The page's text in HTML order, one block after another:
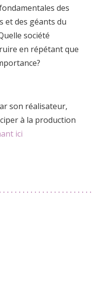
des
et des géants du
société
en répétant que
son réalisateur,
à la production
ici